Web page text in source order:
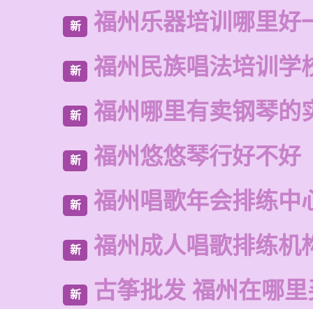
新 福州乐器培训哪里好
新 福州民族唱法培训学
新 福州哪里有卖钢琴的
新 福州悠悠琴行好不好
新 福州唱歌年会排练中
新 福州成人唱歌排练机
新 古筝批发 福州在哪